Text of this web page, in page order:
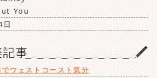
You
事
ウェストコースト気分